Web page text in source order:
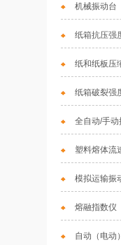
机械振动台
纸箱抗压强
纸和纸板压
纸箱破裂强
全自动/手
塑料熔体流
模拟运输振
熔融指数仪
自动（电动